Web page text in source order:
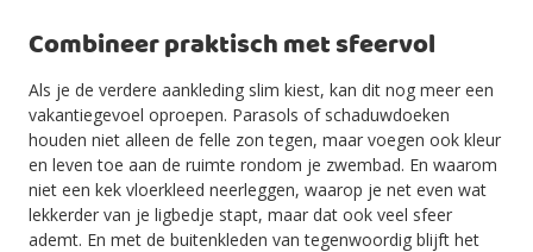
Combineer praktisch met sfeervol
Als je de verdere aankleding slim kiest, kan dit nog meer een
vakantiegevoel oproepen. Parasols of schaduwdoeken
houden niet alleen de felle zon tegen, maar voegen ook kleur
en leven toe aan de ruimte rondom je zwembad. En waarom
niet een kek vloerkleed neerleggen, waarop je net even wat
lekkerder van je ligbedje stapt, maar dat ook veel sfeer
ademt. En met de buitenkleden van tegenwoordig blijft het